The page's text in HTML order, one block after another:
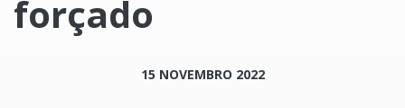
forçado
15 NOVEMBRO 2022